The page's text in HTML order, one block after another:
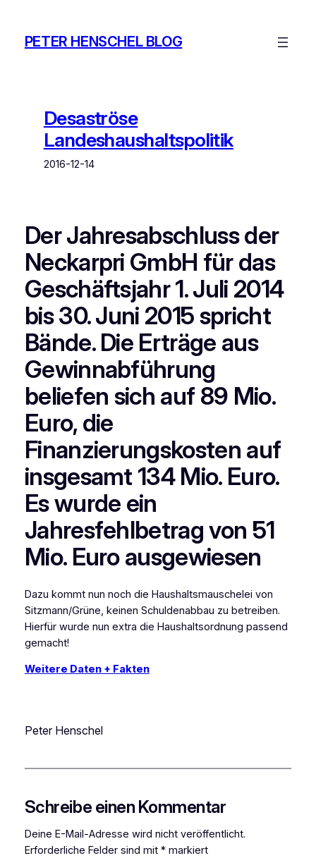
springen
PETER HENSCHEL BLOG
Desaströse
Landeshaushaltspolitik
2016-12-14
Der Jahresabschluss der
Neckarpri GmbH für das
Geschäftsjahr 1. Juli 2014
bis 30. Juni 2015 spricht
Bände. Die Erträge aus
Gewinnabführung
beliefen sich auf 89 Mio.
Euro, die
Finanzierungskosten auf
insgesamt 134 Mio. Euro.
Es wurde ein
Jahresfehlbetrag von 51
Mio. Euro ausgewiesen
Dazu kommt nun noch die Haushaltsmauschelei von
Sitzmann/Grüne, keinen Schuldenabbau zu betreiben.
Hierfür wurde nun extra die Haushaltsordnung passend
gemacht!
Weitere Daten + Fakten
Peter Henschel
Schreibe einen Kommentar
Deine E-Mail-Adresse wird nicht veröffentlicht.
Erforderliche Felder sind mit *markiert